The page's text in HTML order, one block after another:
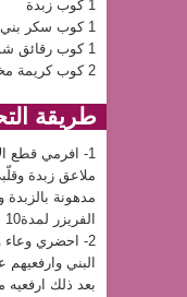
1 كوب زبدة
1 كوب سكر بني
1 كوب رقائق شوكولاته
2 كوب كريمة مخفوقة
طريقة
ملاعق زبدة
مدهونة بالزبدة
الفريزر لمدة10 دقائق.
البني
بعد ذلك ارفعيه